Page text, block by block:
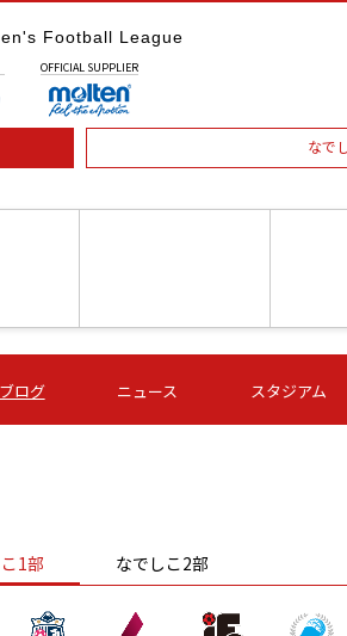
Football League
OFFICIAL SUPPLIER
なで
) 16:00
いちご
-
第16
ブログ ニュース スタジアム
1部 なでしこ2部